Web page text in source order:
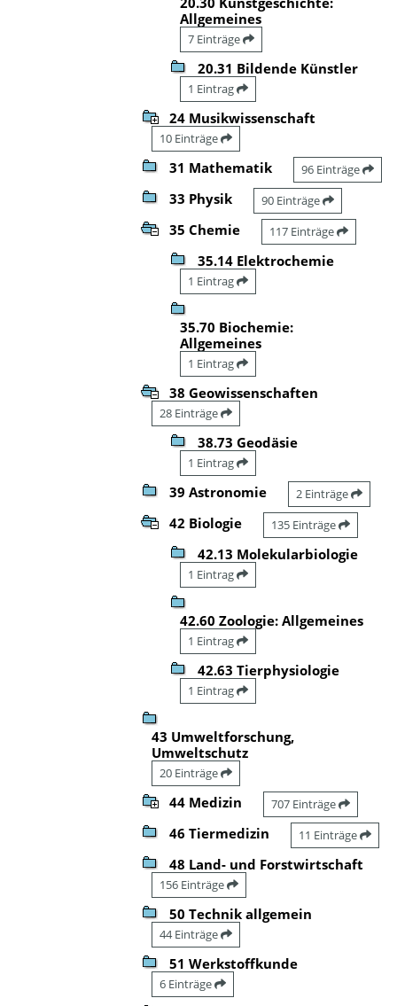
Allgemeines
7 Einträge
20.31 Bildende Künstler
1 Eintrag
24 Musikwissenschaft
10 Einträge
31 Mathematik 96 Einträge
33 Physik 90 Einträge
35 Chemie 117 Einträge
35.14 Elektrochemie
1 Eintrag
35.70 Biochemie:
Allgemeines
1 Eintrag
38 Geowissenschaften
28 Einträge
38.73 Geodäsie
1 Eintrag
39 Astronomie 2 Einträge
42 Biologie 135 Einträge
42.13 Molekularbiologie
1 Eintrag
42.60 Zoologie: Allgemeines
1 Eintrag
42.63 Tierphysiologie
1 Eintrag
43 Umweltforschung,
Umweltschutz
20 Einträge
44 Medizin 707 Einträge
46 Tiermedizin 11 Einträge
48 Land- und Forstwirtschaft
156 Einträge
50 Technik allgemein
44 Einträge
51 Werkstoffkunde
6 Einträge